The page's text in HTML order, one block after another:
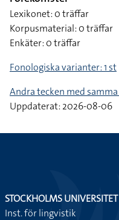
Lexikonet: 0 träffar
Korpusmaterial: 0 träffar
Enkäter: 0 träffar
Fonologiska varianter: 1 st
Andra tecken med
Uppdaterat: 2026-08-06
STOCKHOLMS UNIVERSITET
Inst. för lingvistik